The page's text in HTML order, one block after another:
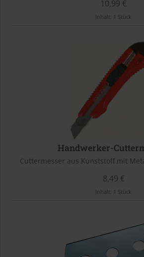
10,99 €
Inhalt: 1 Stück
Handwerker-
Cuttermesser aus Kunststoff mit
8,49 €
Inhalt: 1 Stück